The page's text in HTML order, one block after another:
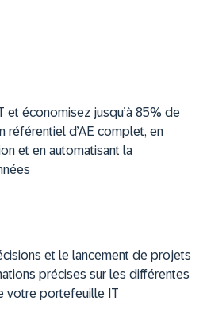
et économisez jusqu’à 85% de
référentiel d’AE complet, en
et en automatisant la
et le lancement de projets
précises sur les différentes
votre portefeuille IT